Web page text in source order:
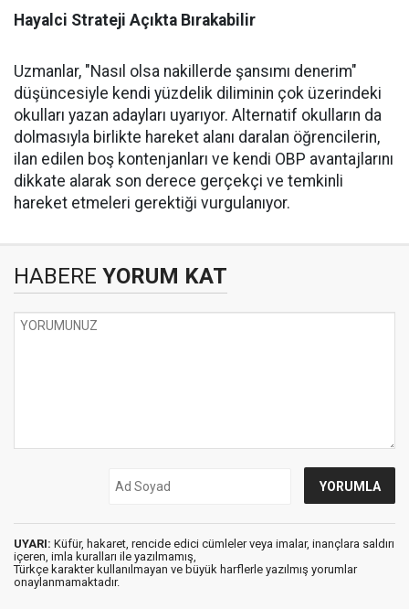
Hayalci Strateji Açıkta Bırakabilir
Uzmanlar, "Nasıl olsa nakillerde şansımı denerim"
düşüncesiyle kendi yüzdelik diliminin çok üzerindeki
okulları yazan adayları uyarıyor. Alternatif okulların da
dolmasıyla birlikte hareket alanı daralan öğrencilerin,
ilan edilen boş kontenjanları ve kendi OBP avantajlarını
dikkate alarak son derece gerçekçi ve temkinli
hareket etmeleri gerektiği vurgulanıyor.
HABERE YORUM KAT
UYARI: Küfür, hakaret, rencide edici cümleler veya imalar, inançlara saldırı
içeren, imla kuralları ile yazılmamış,
Türkçe karakter kullanılmayan ve büyük harflerle yazılmış yorumlar
onaylanmamaktadır.